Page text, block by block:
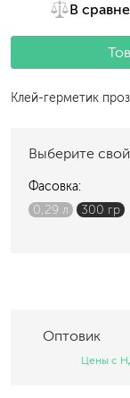
В
Клей-герметик
Выберите
Фасовка:
0,29 л
300 гр
Оптовик
Цены с